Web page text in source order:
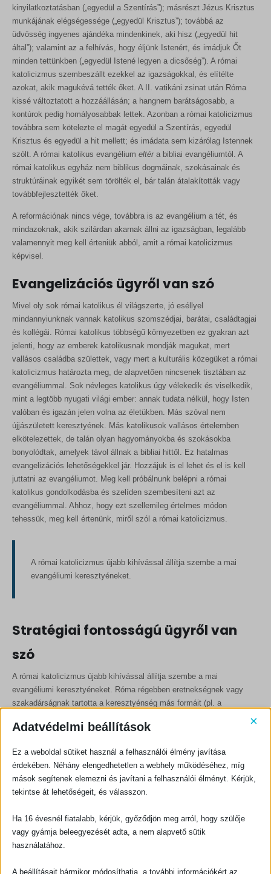
kinyilatkoztatásban („egyedül a Szentírás”); másrészt Jézus Krisztus
munkájának elégségessége („egyedül Krisztus”); továbbá az
üdvösség ingyenes ajándéka mindenkinek, aki hisz („egyedül hit
által”); valamint az a felhívás, hogy éljünk Istenért, és imádjuk Őt
minden tettünkben („egyedül Istené legyen a dicsőség”). A római
katolicizmus szembeszállt ezekkel az igazságokkal, és elítélte
azokat, akik magukévá tették őket. A II. vatikáni zsinat után Róma
kissé változtatott a hozzáállásán; a hangnem barátságosabb, a
kontúrok pedig homályosabbak lettek. Azonban a római katolicizmus
továbbra sem kötelezte el magát egyedül a Szentírás, egyedül
Krisztus és egyedül a hit mellett; és imádata sem kizárólag Istennek
szólt. A római katolikus evangélium eltér a bibliai evangéliumtól. A
római katolikus egyház nem biblikus dogmáinak, szokásainak és
struktúráinak egyikét sem törölték el, bár talán átalakították vagy
továbbfejlesztették őket.
A reformációnak nincs vége, továbbra is az evangélium a tét, és
mindazoknak, akik szilárdan akarnak állni az igazságban, legalább
valamennyit meg kell érteniük abból, amit a római katolicizmus
képvisel.
Evangelizációs ügyről van szó
Mivel oly sok római katolikus él világszerte, jó eséllyel
mindannyiunknak vannak katolikus szomszédjai, barátai, családtagjai
és kollégái. Római katolikus többségű környezetben ez gyakran azt
jelenti, hogy az emberek katolikusnak mondják magukat, mert
vallásos családba születtek, vagy mert a kulturális közegüket a római
katolicizmus határozta meg, de alapvetően nincsenek tisztában az
evangéliummal. Sok névleges katolikus úgy vélekedik és viselkedik,
mint a legtöbb nyugati világi ember: annak tudata nélkül, hogy Isten
valóban és igazán jelen volna az életükben. Más szóval nem
újjászületett keresztyének. Más katolikusok vallásos értelemben
elkötelezettek, de talán olyan hagyományokba és szokásokba
bonyolódtak, amelyek távol állnak a bibliai hittől. Ez hatalmas
evangelizációs lehetőségekkel jár. Hozzájuk is el lehet és el is kell
juttatni az evangéliumot. Meg kell próbálnunk belépni a római
katolikus gondolkodásba és szelíden szembesíteni azt az
evangéliummal. Ahhoz, hogy ezt szellemileg értelmes módon
tehessük, meg kell értenünk, miről szól a római katolicizmus.
A római katolicizmus újabb kihívással állítja szembe a mai
evangéliumi keresztyéneket.
Stratégiai fontosságú ügyről van
szó
A római katolicizmus újabb kihívással állítja szembe a mai
evangéliumi keresztyéneket. Róma régebben eretnekségnek vagy
szakadárságnak tartotta a keresztyénség más formáit (pl. a
eltávolította magától a kívülállókat. A II. vatikáni zsinat (1962–5) után
amelyek továbbra is hiányosak, de „tökéletlenül egyesültek” Rómával.
Róma nagyon is ökumenikussá vált, oda akar állni más keresztyének
mellé, hogy azok iscum Petro(„Péterrel”, vagyis kibékülve a
katolikus egyházzal) és sub Petro(„Péter alatt”, azaz valamiképpen
más vallásokról is. A II. vatikáni zsinat előtt pogánynak ítélték őket;
most viszont Istenhez vezető legitim utaknak látják őket, követőiket
pedig „testvéreknek” nevezik. Róma sokat fáradozik annak
Adatvédelmi beállítások ×
Ez a weboldal sütiket használ a felhasználói élmény javítása
érdekében. Néhány elengedhetetlen a webhely működéséhez, míg
mások segítenek elemezni és javítani a felhasználói élményt. Kérjük,
tekintse át lehetőségeit, és válasszon.
Ha 16 évesnél fiatalabb, kérjük, győződjön meg arról, hogy szülője
vagy gyámja beleegyezését adta, a nem alapvető sütik
használatához.
A beállításait bármikor módosíthatja, a további információkért az